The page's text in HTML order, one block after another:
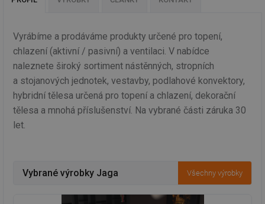
Vyrábíme a prodáváme produkty určené pro topení,
chlazení (aktivní / pasivní) a ventilaci. V nabídce
naleznete široký sortiment nástěnných, stropních
a stojanových jednotek, vestavby, podlahové konvektory,
hybridní tělesa určená pro topení a chlazení, dekorační
tělesa a mnohá příslušenství. Na vybrané části záruka 30
let.
Všechny výrobky
Vybrané výrobky Jaga